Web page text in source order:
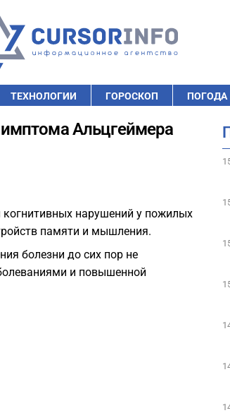
ТЕХНОЛОГИИ ГОРОСКОП ПОГОДА
Альцгеймера
нарушений у пожилых
памяти и мышления.
болезни до сих пор не
и повышенной